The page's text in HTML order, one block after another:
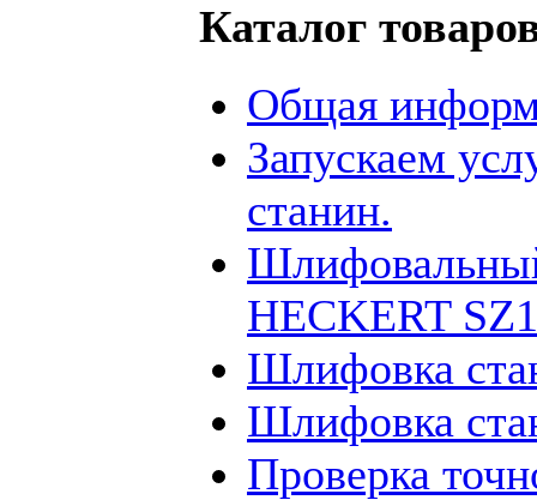
Каталог
Общая
Запускаем
станин.
HECKERT
Шлифовка
Шлифовка
Проверка